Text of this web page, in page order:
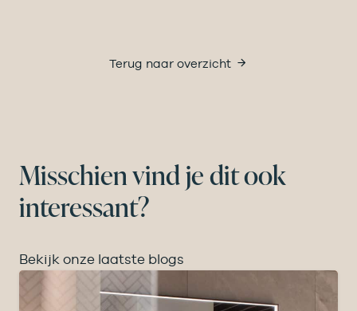
Terug naar overzicht
Misschien vind je dit ook
interessant?
Bekijk onze laatste blogs